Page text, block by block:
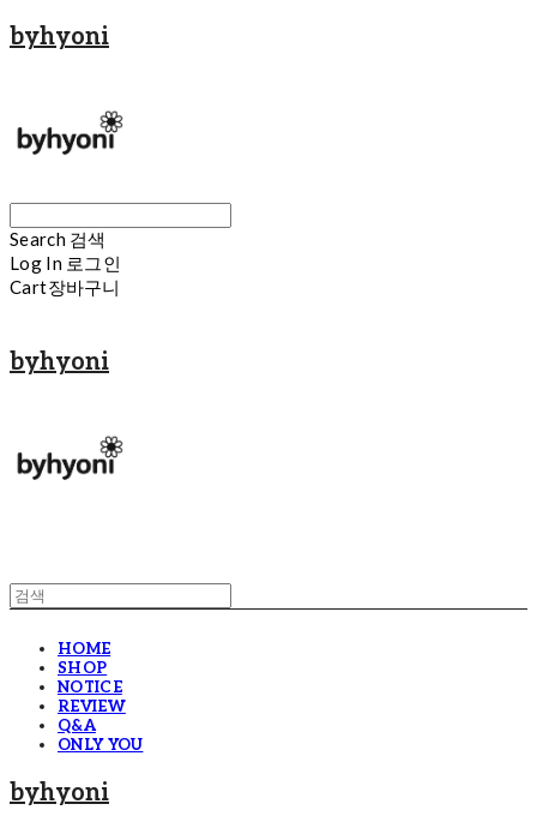
byhyoni
Search 검색
Log In 로그인
Cart장바구니
byhyoni
HOME
SHOP
NOTICE
REVIEW
Q&A
ONLY YOU
byhyoni